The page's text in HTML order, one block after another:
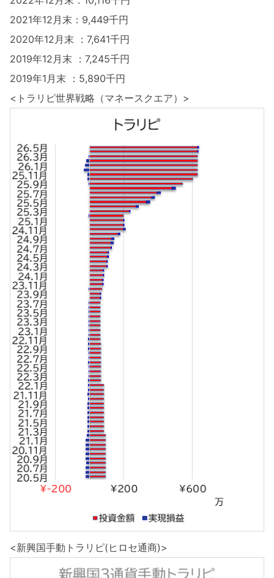
2021年12月末：9,449千円
2020年12月末 ：7,641千円
2019年12月末 ：7,245千円
2019年1月末 ：5,890千円
<トラリピ世界戦略（マネースクエア）>
<新興国手動トラリピ(ヒロセ通商)>